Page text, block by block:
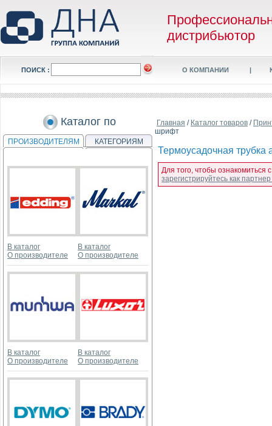
дистрибьютор
ПОИСК : О КОМПАНИИ |
Каталог по
ПРОИЗВОДИТЕЛЯМ КАТЕГОРИЯМ
В каталог
О производителе
В каталог
О производителе
В каталог
О производителе
В каталог
О производителе
Главная / Каталог товаров /
шрифт
Термоусадочная
Для того, чтобы
зарегистрируйтесь как